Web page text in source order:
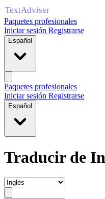
Paquetes profesionales
Iniciar sesión Registrarse
Español
Paquetes profesionales
Iniciar sesión Registrarse
Español
Traducir de